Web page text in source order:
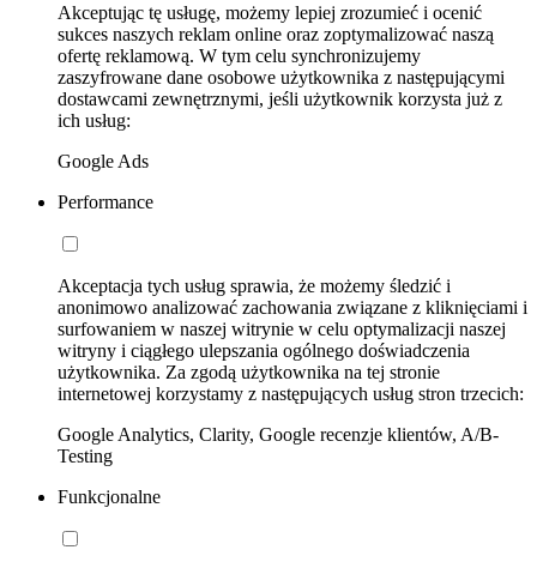
Akceptując tę usługę, możemy lepiej zrozumieć i ocenić
sukces naszych reklam online oraz zoptymalizować naszą
ofertę reklamową. W tym celu synchronizujemy
zaszyfrowane dane osobowe użytkownika z następującymi
dostawcami zewnętrznymi, jeśli użytkownik korzysta już z
ich usług:
Google Ads
Performance
Akceptacja tych usług sprawia, że możemy śledzić i
anonimowo analizować zachowania związane z kliknięciami i
surfowaniem w naszej witrynie w celu optymalizacji naszej
witryny i ciągłego ulepszania ogólnego doświadczenia
użytkownika. Za zgodą użytkownika na tej stronie
internetowej korzystamy z następujących usług stron trzecich:
Google Analytics, Clarity, Google recenzje klientów, A/B-
Testing
Funkcjonalne